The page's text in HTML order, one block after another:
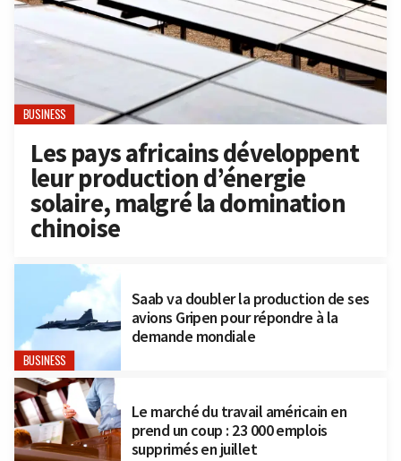
BUSINESS
Les pays africains développent
leur production d’énergie
solaire, malgré la domination
chinoise
BUSINESS
Saab va doubler la production de ses
avions Gripen pour répondre à la
demande mondiale
Le marché du travail américain en
prend un coup : 23 000 emplois
supprimés en juillet